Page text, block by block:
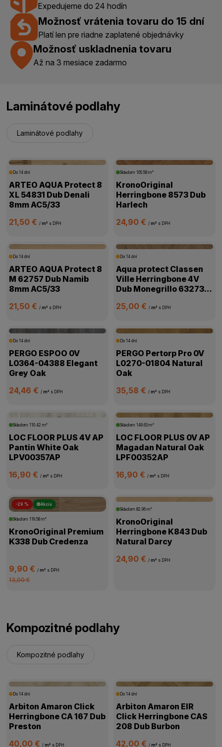
Expedujeme do 24 hodín
Možnosť vrátenia tovaru do 15 dní
Platí len pre riadne zaplatené objednávky
Možnosť uskladnenia tovaru
Až na 3 mesiace zadarmo
Laminátové podlahy
Laminátové podlahy
Do 14 dní
ARTEO AQUA Protect 8
XL 54831 Dub Denali
8mm AC5/33
21,50 €/ m² s DPH
Skladom 105.58 m²
KronoOriginal
Herringbone 8573 Dub
Harlech
24,90 € / m² s DPH
Do 14 dní
ARTEO AQUA Protect 8
M 62757 Dub Namib
8mm AC5/33
21,50 €/ m² s DPH
Do 14 dní
Aqua protect Classen
Ville Herringbone 4V
Dub Monegrillo 63273
25,00 € / m² s DPH
Do 14 dní
PERGO ESPOO 0V
L0364-04388 Elegant
Grey Oak
24,46 €/ m² s DPH
Do 14 dní
PERGO Pertorp Pro 0V
L0270-01804 Natural
Oak
35,58 € / m² s DPH
Skladom110.42 m²
LOC FLOOR PLUS 4V AP
Pantin White Oak
LPV00357AP
16,90 €/ m² s DPH
Skladom 149.63 m²
LOC FLOOR PLUS 0V AP
Magadan Natural Oak
LPF00352AP
16,90 € / m² s DPH
-29 % Akcia
Skladom119.58 m²
KronoOriginal Premium
K338 Dub Credenza
9,90 €/ m² s DPH
13,90 €
Skladom 82.96 m²
KronoOriginal
Herringbone K843 Dub
Natural Darcy
24,90 € / m² s DPH
Kompozitné podlahy
Kompozitné podlahy
Do 14 dní
Arbiton Amaron Click
Herringbone CA 167 Dub
Preston
40,00 €/ m² s DPH
Do 14 dní
Arbiton Amaron EIR
Click Herringbone CAS
208 Dub Burbon
42,00 € / m² s DPH